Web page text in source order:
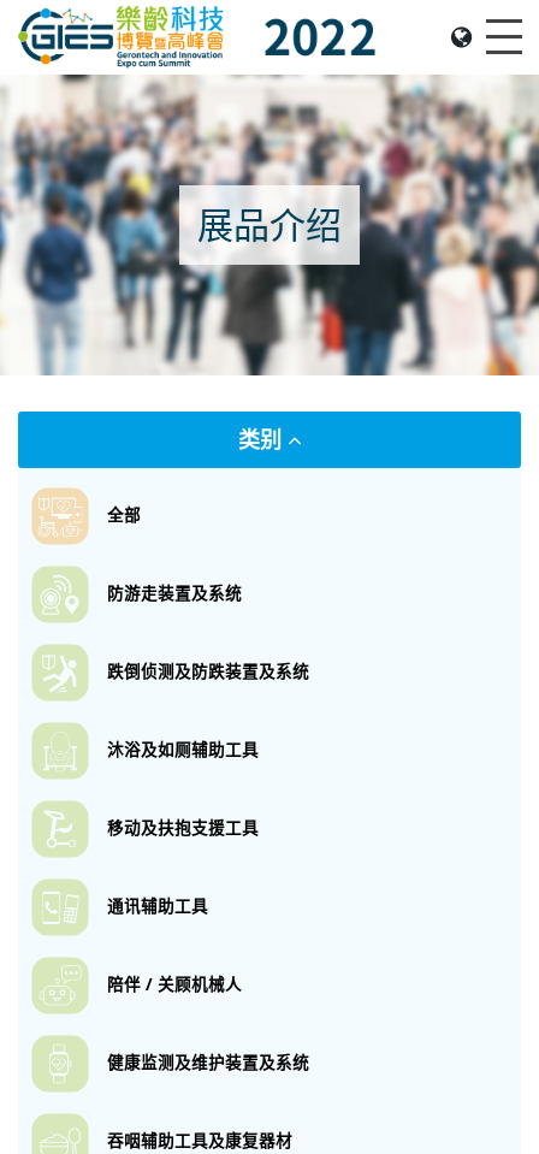
Date: Expo: 2-5 Nov 2022, Venue: Hall 1A-C, HKCEC
展品介绍
类别
全部
防游走装置及系统
跌倒侦测及防跌装置及系统
沐浴及如厕辅助工具
移动及扶抱支援工具
通讯辅助工具
陪伴 / 关顾机械人
健康监测及维护装置及系统
吞咽辅助工具及康复器材